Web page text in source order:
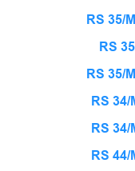
RS 35/
RS
RS 35/
RS 34/
RS 34/
RS 44/